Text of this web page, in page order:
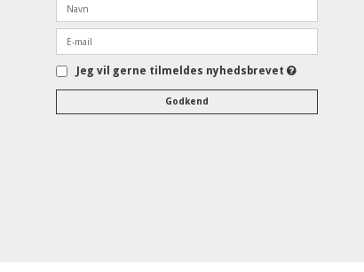
Jeg vil gerne tilmeldes nyhedsbrevet
Godkend